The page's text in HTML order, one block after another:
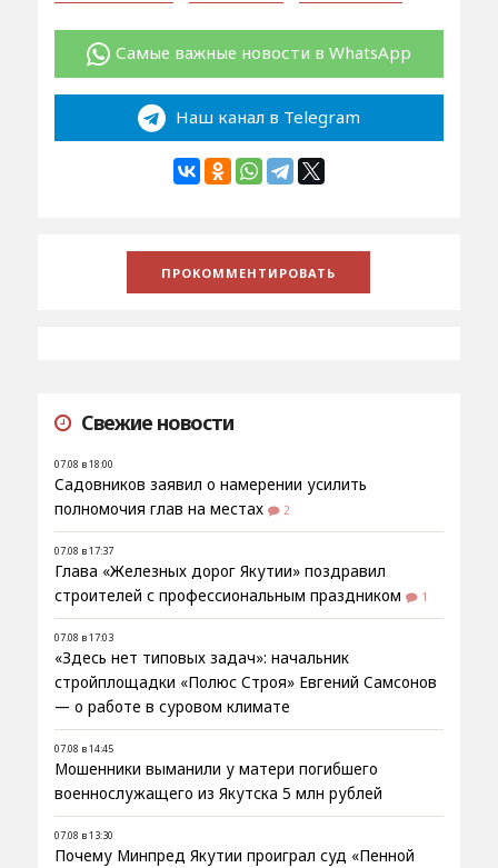
Самые важные новости в WhatsApp
Наш канал в Telegram
Свежие новости
07.08 в 18:00
Садовников заявил о намерении усилить
полномочия глав на местах
2
07.08 в 17:37
Глава «Железных дорог Якутии» поздравил
строителей с профессиональным праздником
1
07.08 в 17:03
«Здесь нет типовых задач»: начальник
стройплощадки «Полюс Строя» Евгений Самсонов
— о работе в суровом климате
07.08 в 14:45
Мошенники выманили у матери погибшего
военнослужащего из Якутска 5 млн рублей
07.08 в 13:30
Почему Минпред Якутии проиграл суд «Пенной